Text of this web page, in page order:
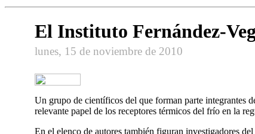
El Instituto Fernández-
lunes, 15 de noviembre de 2010
Un grupo de cientí­ficos del que forman parte integrantes
relevante papel de los receptores térmicos del frí­o en la
En el elenco de autores también figuran investigadores